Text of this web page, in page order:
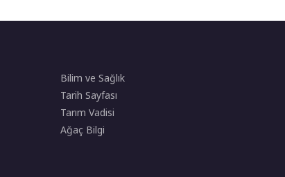
Bilim ve Sağlık
Tarih Sayfası
Tarım Vadisi
Ağaç Bilgi